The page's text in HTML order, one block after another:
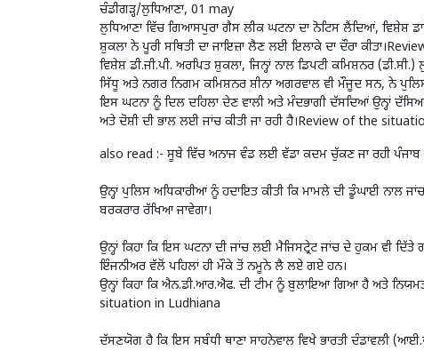
ਚੰਡੀਗੜ੍ਹ/ਲੁਧਿਆਣਾ, 01 may
ਲੁਧਿਆਣਾ ਵਿੱਚ ਗਿਆਸਪੁਰਾ ਗੈਸ ਲੀਕ ਘਟਨਾ ਦਾ ਨੋਟਿਸ ਲੈਂਦਿਆਂ, ਵਿਸ਼ੇਸ਼
ਸ਼ੁਕਲਾ ਨੇ ਪੂਰੀ ਸਥਿਤੀ ਦਾ ਜਾਇਜ਼ਾ ਲੈਣ ਲਈ ਇਲਾਕੇ ਦਾ ਦੌਰਾ
ਵਿਸ਼ੇਸ਼ ਡੀ.ਜੀ.ਪੀ. ਅਰਪਿਤ ਸ਼ੁਕਲਾ, ਜਿਨ੍ਹਾਂ ਨਾਲ ਡਿਪਟੀ ਕਮਿਸ਼ਨਰ
ਸਿੱਧੂ ਅਤੇ ਨਗਰ ਨਿਗਮ ਕਮਿਸ਼ਨਰ ਸ਼ੀਨਾ ਅਗਰਵਾਲ ਵੀ ਮੌਜੂਦ ਸਨ, ਨੇ ਪੁਲਿਸ
ਇਸ ਘਟਨਾ ਨੂੰ ਦਿਲ ਦਹਿਲਾ ਦੇਣ ਵਾਲੀ ਅਤੇ ਮੰਦਭਾਗੀ ਦੱਸਦਿਆਂ ਉਨ੍ਹਾਂ
ਅਤੇ ਦੋਸ਼ੀ ਦੀ ਭਾਲ ਲਈ ਜਾਂਚ ਕੀਤੀ ਜਾ ਰਹੀ ਹੈ।Review of the
also read :- ਸੂਬੇ ਵਿੱਚ ਅਨਾਜ ਵੰਡ ਲਈ ਵੱਡਾ ਕਦਮ ਚੁੱਕਣ ਜਾ ਰਹੀ ਪੰਜਾਬ
ਉਨ੍ਹਾਂ ਪੁਲਿਸ ਅਧਿਕਾਰੀਆਂ ਨੂੰ ਹਦਾਇਤ ਕੀਤੀ ਕਿ ਮਾਮਲੇ ਦੀ ਡੂੰਘਾਈ ਨਾਲ
ਬਰਕਰਾਰ ਰੱਖਿਆ ਜਾਵੇਗਾ।
ਉਨ੍ਹਾਂ ਕਿਹਾ ਕਿ ਇਸ ਘਟਨਾ ਦੀ ਜਾਂਚ ਲਈ ਮੈਜਿਸਟ੍ਰੇਟ ਜਾਂਚ ਦੇ ਹੁਕਮ ਵੀ
ਇੰਜਨੀਅਰ ਵੱਲੋਂ ਪਹਿਲਾਂ ਹੀ ਮੌਕੇ ਤੋਂ ਨਮੂਨੇ ਲੈ ਲਏ ਗਏ ਹਨ।
ਉਨ੍ਹਾਂ ਕਿਹਾ ਕਿ ਐਨ.ਡੀ.ਆਰ.ਐਫ. ਦੀ ਟੀਮ ਨੂੰ ਬੁਲਾਇਆ ਗਿਆ ਹੈ ਅਤੇ
situation in Ludhiana
ਦੱਸਣਯੋਗ ਹੈ ਕਿ ਇਸ ਸਬੰਧੀ ਥਾਣਾ ਸਾਹਨੇਵਾਲ ਵਿਖੇ ਭਾਰਤੀ ਦੰਡਾਵਲੀ